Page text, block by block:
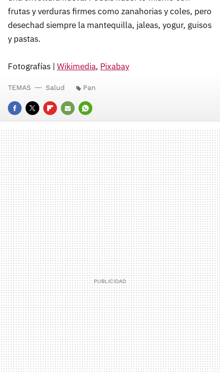
frutas y verduras firmes como zanahorias y coles, pero
desechad siempre la mantequilla, jaleas, yogur, guisos
y pastas.
Fotografías | Wikimedia, Pixabay
FACEBOOK
TWITTERFLIPBOARD
E-
MAIL
WHATSAPP
TEMAS Salud Pan